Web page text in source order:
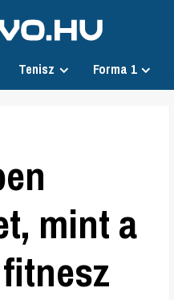
Tenisz Forma 1
mint a